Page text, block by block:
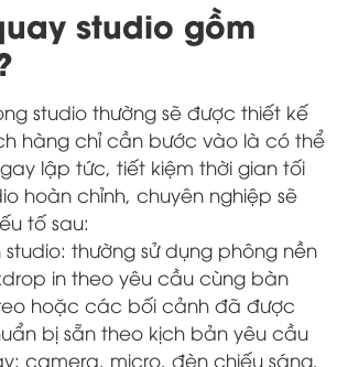
studio gồm
studio thường sẽ được thiết kế
hàng chỉ cần bước vào là có thể
lập tức, tiết kiệm thời gian tối
hoàn chỉnh, chuyên nghiệp sẽ
tố sau:
studio: thường sử dụng phông nền
in theo yêu cầu cùng bàn
hoặc các bối cảnh đã được
bị sẵn theo kịch bản yêu cầu
camera, micro, đèn chiếu sáng,